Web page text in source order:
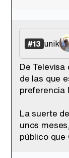
#13 unik
De
de las que
preferencia
La suerte
unos
público que